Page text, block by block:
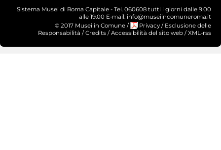
Sistema Musei di Roma Capitale - Tel. 060608 tutti i giorni dalle 9.00
alle 19.00 E-mail: info@museiincomuneroma.it
© 2017 Musei in Comune / Privacy / Esclusione delle
Responsabilità / Credits / Accessibilità del sito web / XML-rss